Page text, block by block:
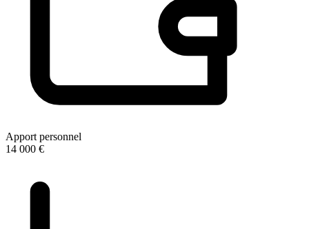
Apport personnel
14 000 €